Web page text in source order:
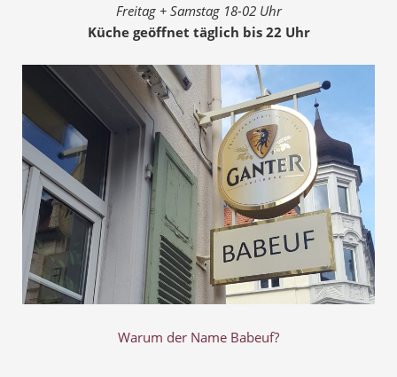
Freitag + Samstag 18-02 Uhr
Küche geöffnet täglich bis 22 Uhr
Warum der Name Babeuf?